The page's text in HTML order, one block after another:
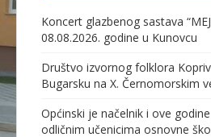
Koncert glazbenog sastava
08.08.2026. godine u Kunovcu
Društvo izvornog folklora
Bugarsku na X. Černomorskim
Općinski je načelnik i ove
odličnim učenicima osnovne